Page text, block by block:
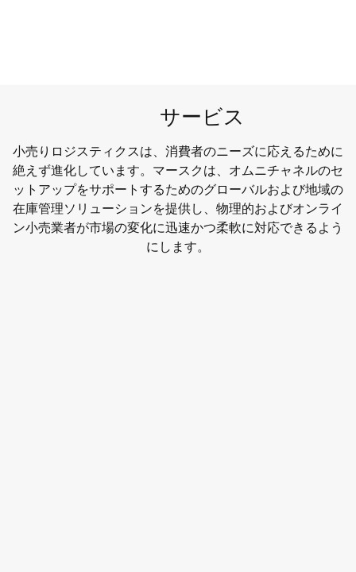
サービス
小売りロジスティクスは、消費者のニーズに応えるために
絶えず進化しています。マースクは、オムニチャネルのセ
ットアップをサポートするためのグローバルおよび地域の
在庫管理ソリューションを提供し、物理的およびオンライ
ン小売業者が市場の変化に迅速かつ柔軟に対応できるよう
にします。